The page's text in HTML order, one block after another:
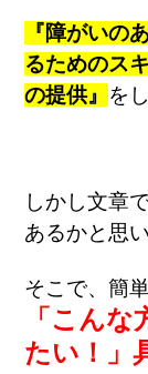
『障がいの
るためのス
の提供』 を
しかし文章
あるかと思
そこで、簡
「こん
たい！」